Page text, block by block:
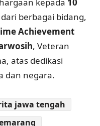
berbagai bidang,
Achievement
, Veteran
atas dedikasi
dan negara.
jawa tengah